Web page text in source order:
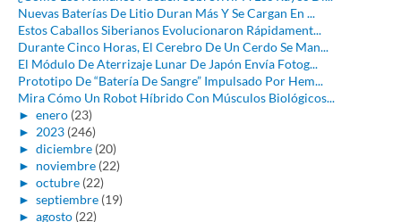
Nuevas Baterías De Litio Duran Más Y Se Cargan En ...
Estos Caballos Siberianos Evolucionaron Rápidament...
Durante Cinco Horas, El Cerebro De Un Cerdo Se Man...
El Módulo De Aterrizaje Lunar De Japón Envía Fotog...
Prototipo De “Batería De Sangre” Impulsado Por Hem...
Mira Cómo Un Robot Híbrido Con Músculos Biológicos...
► enero (23)
► 2023 (246)
► diciembre (20)
► noviembre (22)
► octubre (22)
► septiembre (19)
► agosto (22)